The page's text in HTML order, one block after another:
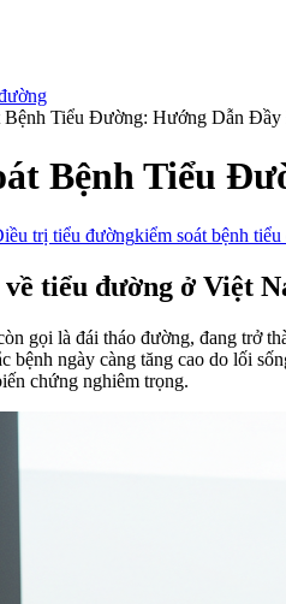
Bệnh Tiểu Đường: Hướng Dẫn
Bệnh Tiểu
trị tiểu đườngkiểm soát bệnh
tiểu đường ở Việt
gọi là đái tháo đường, đang trở
bệnh ngày càng tăng cao do lối
chứng nghiêm trọng.